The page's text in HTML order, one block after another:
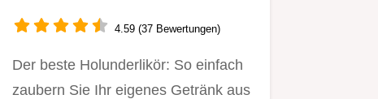
4.59 (37 Bewertungen)
Der beste Holunderlikör: So einfach
zaubern Sie Ihr eigenes Getränk aus